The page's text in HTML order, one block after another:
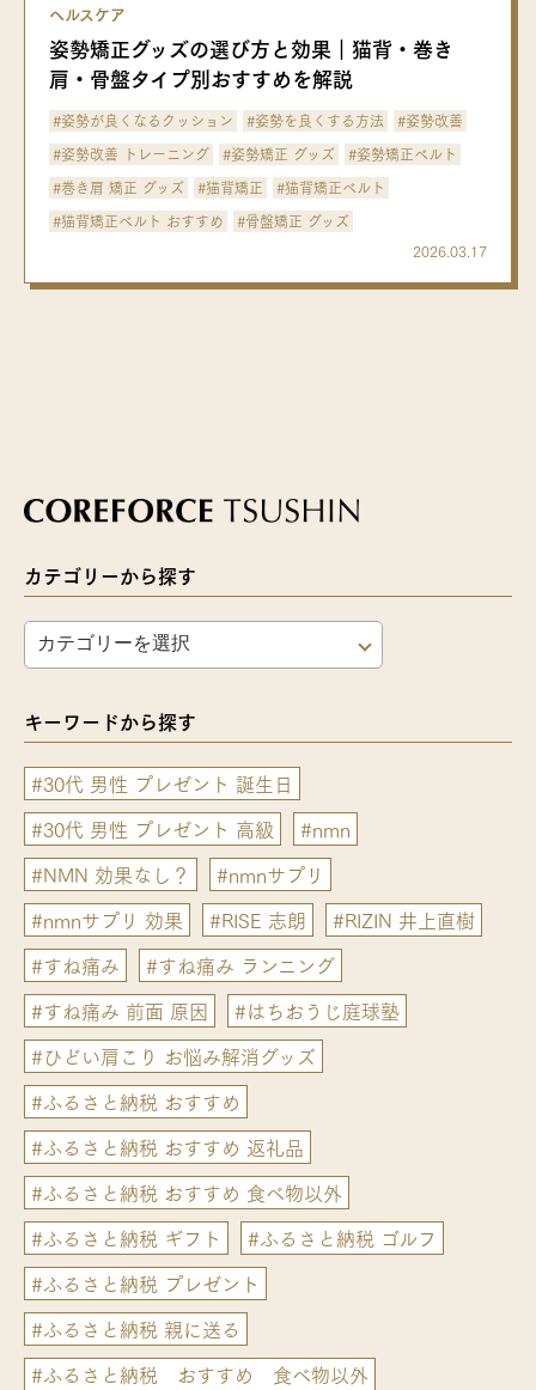
ヘルスケア
姿勢矯正グッズの選び方と効果｜猫背・巻き
肩・骨盤タイプ別おすすめを解説
#姿勢が良くなるクッション #姿勢を良くする方法 #姿勢改善
#姿勢改善 トレーニング #姿勢矯正 グッズ
#姿勢矯正ベルト
#巻き肩 矯正 グッズ
#猫背矯正
#猫背矯正ベルト
#猫背矯正ベルト おすすめ
#骨盤矯正 グッズ
2026.03.17
カテゴリーから探す
キーワードから探す
#30代 男性 プレゼント 誕生日
#30代 男性 プレゼント 高級
#nmn
#NMN 効果なし？
#nmnサプリ
#nmnサプリ 効果
#RISE 志朗
#RIZIN 井上直樹
#すね痛み
#すね痛み ランニング
#すね痛み 前面 原因
#はちおうじ庭球塾
#ひどい肩こり お悩み解消グッズ
#ふるさと納税 おすすめ
#ふるさと納税 おすすめ 返礼品
#ふるさと納税 おすすめ 食べ物以外
#ふるさと納税 ギフト
#ふるさと納税 ゴルフ
#ふるさと納税 プレゼント
#ふるさと納税 親に送る
#ふるさと納税 おすすめ 食べ物以外